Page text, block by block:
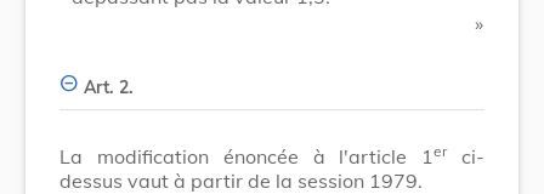
​ »
Art. 2.
La modification énoncée à l'article 1erci-
dessus vaut à partir de la session 1979.